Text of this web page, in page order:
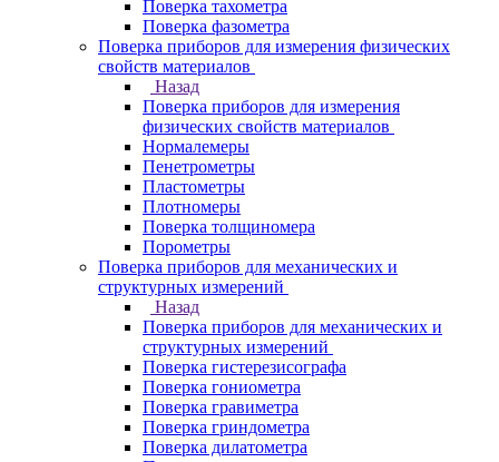
Поверка тахометра
Поверка фазометра
Поверка приборов для измерения физических
свойств материалов
Назад
Поверка приборов для измерения
физических свойств материалов
Нормалемеры
Пенетрометры
Пластометры
Плотномеры
Поверка толщиномера
Порометры
Поверка приборов для механических и
структурных измерений
Назад
Поверка приборов для механических и
структурных измерений
Поверка гистерезисографа
Поверка гониометра
Поверка гравиметра
Поверка гриндометра
Поверка дилатометра